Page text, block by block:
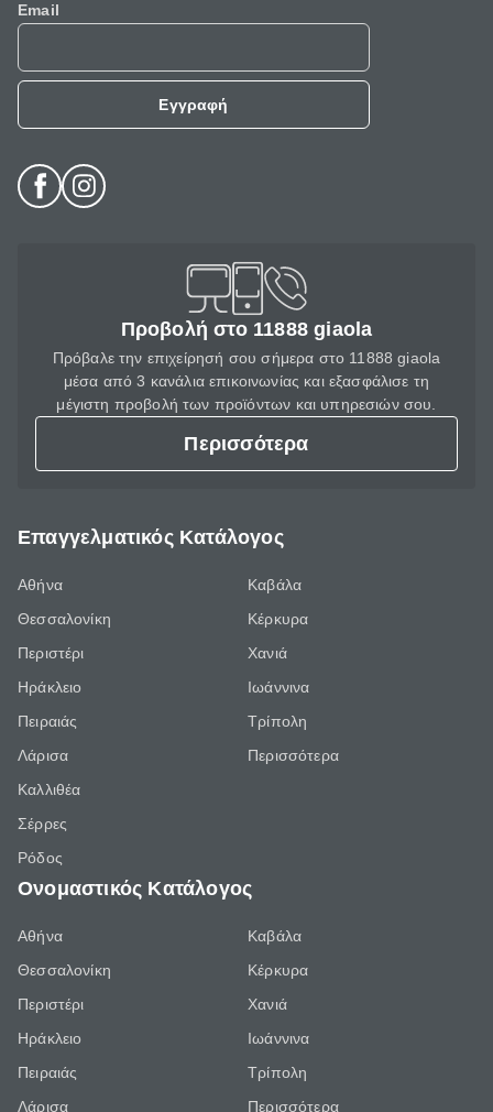
Email
Εγγραφή
Προβολή στο 11888 giaola
Πρόβαλε την επιχείρησή σου σήμερα στο 11888 giaola
μέσα από 3 κανάλια επικοινωνίας και εξασφάλισε τη
μέγιστη προβολή των προϊόντων και υπηρεσιών σου.
Περισσότερα
Επαγγελματικός Κατάλογος
Αθήνα
Θεσσαλονίκη
Περιστέρι
Ηράκλειο
Πειραιάς
Λάρισα
Καλλιθέα
Σέρρες
Ρόδος
Καβάλα
Κέρκυρα
Χανιά
Ιωάννινα
Τρίπολη
Περισσότερα
Ονομαστικός Κατάλογος
Αθήνα
Θεσσαλονίκη
Περιστέρι
Ηράκλειο
Πειραιάς
Λάρισα
Καβάλα
Κέρκυρα
Χανιά
Ιωάννινα
Τρίπολη
Περισσότερα